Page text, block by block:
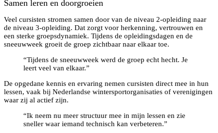
Samen leren en doorgroeien
Veel cursisten stromen samen door van de niveau 2-opleiding naar
de niveau 3-opleiding. Dat zorgt voor herkenning, vertrouwen en
een sterke groepsdynamiek. Tijdens de opleidingsdagen en de
sneeuwweek groeit de groep zichtbaar naar elkaar toe.
“Tijdens de sneeuwweek werd de groep echt hecht. Je
leert veel van elkaar.”
De opgedane kennis en ervaring nemen cursisten direct mee in hun
lessen, vaak bij Nederlandse wintersportorganisaties of verenigingen
waar zij al actief zijn.
“Ik neem nu meer structuur mee in mijn lessen en zie
sneller waar iemand technisch kan verbeteren.”